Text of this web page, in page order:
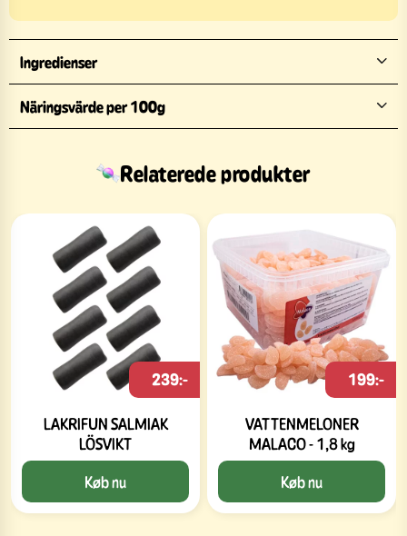
Ingredienser
Näringsvärde per 100g
Relaterede produkter
LAKRIFUN SALMIAK
LÖSVIKT
239:-
Køb nu
VATTENMELONER
MALACO - 1,8 kg
199:-
Køb nu